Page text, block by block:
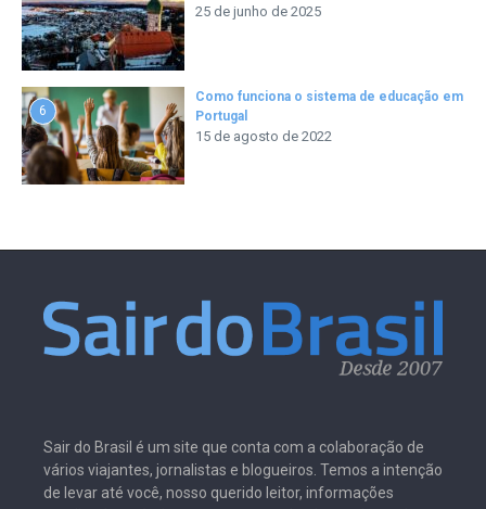
25 de junho de 2025
6
Como funciona o sistema de educação em
Portugal
15 de agosto de 2022
Sair do Brasil é um site que conta com a colaboração de
vários viajantes, jornalistas e blogueiros. Temos a intenção
de levar até você, nosso querido leitor, informações